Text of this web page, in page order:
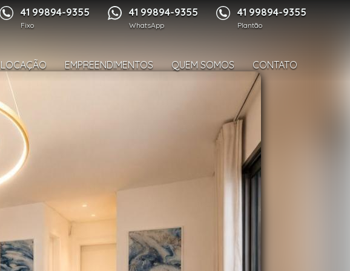
41 99894-9355
Fixo
41 99894-9355
WhatsApp
41 99894-9355
Plantão
LOCAÇÃO EMPREENDIMENTOS QUEM SOMOS CONTATO